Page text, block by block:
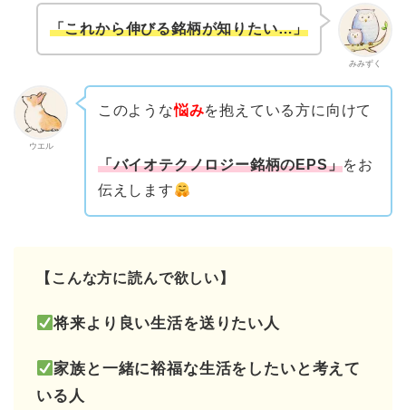
みみずく
「これから伸びる銘柄が知りたい…」
ウエル
このような悩みを抱えている方に向けて
「バイオテクノロジー銘柄のEPS」をお
伝えします
【こんな方に読んで欲しい】
将来より良い生活を送りたい人
家族と一緒に裕福な生活をしたいと考えて
いる人